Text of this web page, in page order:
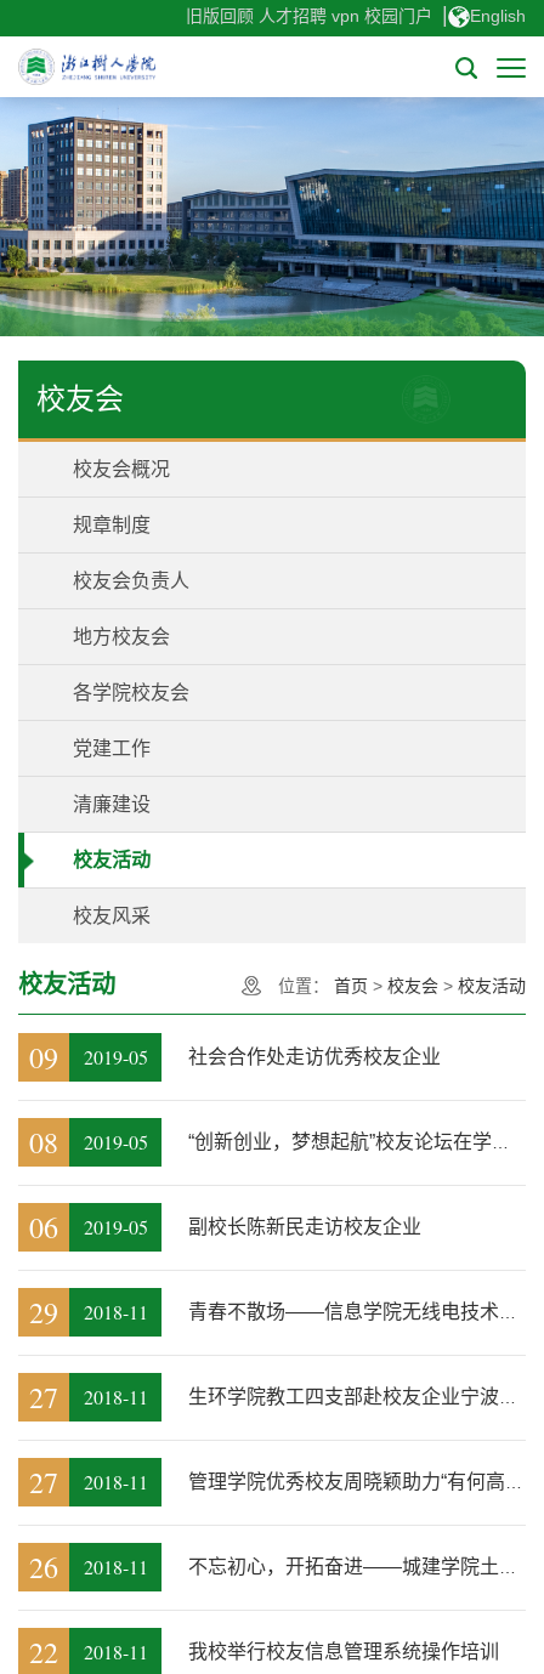
旧版回顾 人才招聘 vpn 校园门户 English
校友会
校友会概况
规章制度
校友会负责人
地方校友会
各学院校友会
党建工作
清廉建设
校友活动
校友风采
校友活动 位置： 首页 > 校友会 > 校友活动
09 2019-05 社会合作处走访优秀校友企业
08 2019-05
06 2019-05 副校长陈新民走访校友企业
29 2018-11
27 2018-11
27 2018-11
26 2018-11
22 2018-11 我校举行校友信息管理系统操作培训